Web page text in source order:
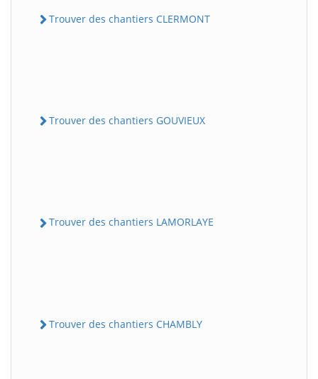
Trouver des chantiers CLERMONT
Trouver des chantiers GOUVIEUX
Trouver des chantiers LAMORLAYE
Trouver des chantiers CHAMBLY